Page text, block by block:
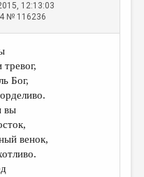
12:13:03
№ 116236
Бог,
вы
венок,